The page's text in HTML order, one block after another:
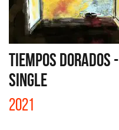
TIEMPOS DORADOS -
SINGLE
2021